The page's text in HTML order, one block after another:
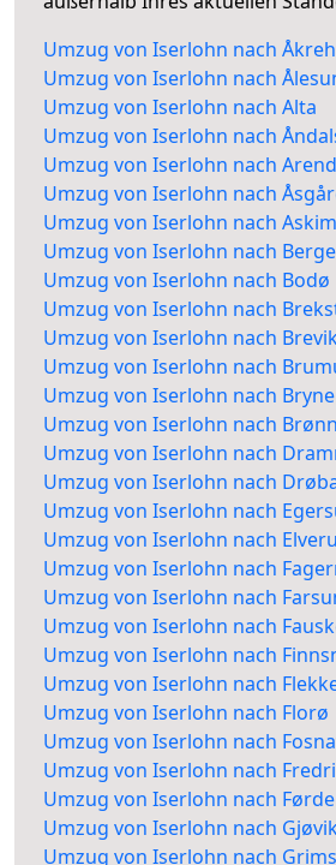
Umzug von Iserlohn nach
Umzug von Iserlohn nach
Umzug von Iserlohn nach Alta
Umzug von Iserlohn nach
Umzug von Iserlohn nach
Umzug von Iserlohn nach
Umzug von Iserlohn nach Askim
Umzug von Iserlohn nach
Umzug von Iserlohn nach Bodø
Umzug von Iserlohn nach
Umzug von Iserlohn nach
Umzug von Iserlohn nach
Umzug von Iserlohn nach Bryne
Umzug von Iserlohn nach
Umzug von Iserlohn nach
Umzug von Iserlohn nach
Umzug von Iserlohn nach
Umzug von Iserlohn nach
Umzug von Iserlohn nach
Umzug von Iserlohn nach
Umzug von Iserlohn nach
Umzug von Iserlohn nach
Umzug von Iserlohn nach
Umzug von Iserlohn nach Florø
Umzug von Iserlohn nach
Umzug von Iserlohn nach
Umzug von Iserlohn nach Førde
Umzug von Iserlohn nach
Umzug von Iserlohn nach